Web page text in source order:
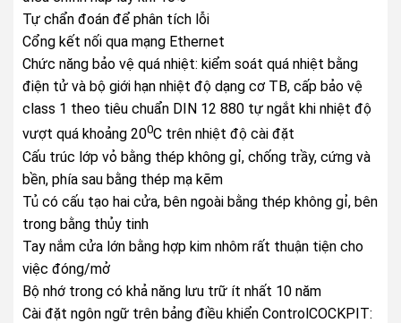
Tự chẩn đoán để phân tích lỗi
Cổng kết nối qua mạng Ethernet
Chức năng bảo vệ quá nhiệt: kiểm soát quá nhiệt bằng
điện tử và bộ giới hạn nhiệt độ dạng cơ TB, cấp bảo vệ
class 1 theo tiêu chuẩn DIN 12 880 tự ngắt khi nhiệt độ
vượt quá khoảng 200C trên nhiệt độ cài đặt
Cấu trúc lớp vỏ bằng thép không gỉ, chống trầy, cứng và
bền, phía sau bằng thép mạ kẽm
Tủ có cấu tạo hai cửa, bên ngoài bằng thép không gỉ, bên
trong bằng thủy tinh
Tay nắm cửa lớn bằng hợp kim nhôm rất thuận tiện cho
việc đóng/mở
Bộ nhớ trong có khả năng lưu trữ ít nhất 10 năm
Cài đặt ngôn ngữ trên bảng điều khiển ControlCOCKPIT: